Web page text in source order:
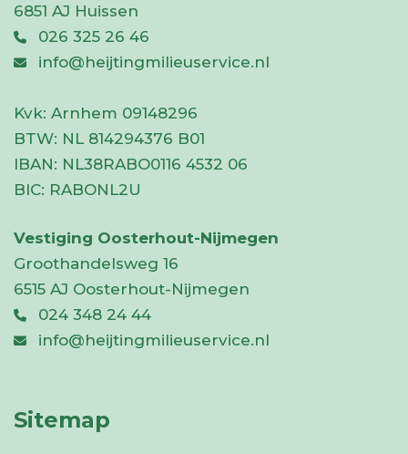
6851 AJ Huissen
026 325 26 46
info@heijtingmilieuservice.nl
Kvk: Arnhem 09148296
BTW: NL 814294376 B01
IBAN: NL38RABO0116 4532 06
BIC: RABONL2U
Vestiging Oosterhout-Nijmegen
Groothandelsweg 16
6515 AJ Oosterhout-Nijmegen
024 348 24 44
info@heijtingmilieuservice.nl
Sitemap